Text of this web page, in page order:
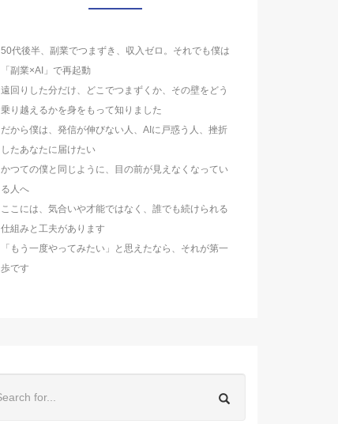
50代後半、副業でつまずき、収入ゼロ。それでも僕は
「副業×AI」で再起動
遠回りした分だけ、どこでつまずくか、その壁をどう
乗り越えるかを身をもって知りました
だから僕は、発信が伸びない人、AIに戸惑う人、挫折
したあなたに届けたい
かつての僕と同じように、目の前が見えなくなってい
る人へ
ここには、気合いや才能ではなく、誰でも続けられる
仕組みと工夫があります
「もう一度やってみたい」と思えたなら、それが第一
歩です